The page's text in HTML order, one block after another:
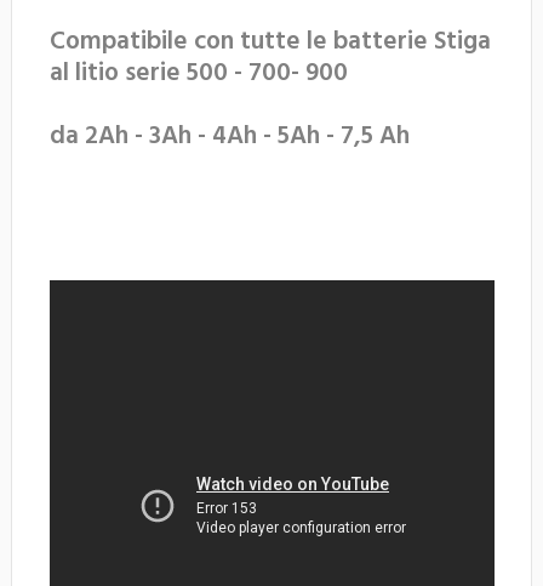
Compatibile con tutte le batterie Stiga
al litio serie 500 - 700- 900
da 2Ah - 3Ah - 4Ah - 5Ah - 7,5 Ah